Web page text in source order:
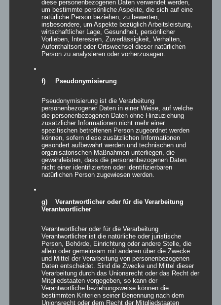
Produktsuche
2016 2024 Angebot
Bühnenbild
Bühnendekoration Covid19
Dekoration
Druck Eingangdekoration
Eventdekoration
Firmenjubiläum Frühling Herbst
Husse
Hängend Indoor Inflatable
Kongress
Leuchtskulpturen Licht Loungemöbel
Messe
Outdoor
Papphocker Raumtrenner
Schwarz
schwer entflammbar
Stehend
Stretchstoff Tagung
Umweltfreundlich
exclude-from-catalog(0)
exclude-from-search(0)
featured (35)
outofstock(0)
diese personenbezogenen Daten verwendet werden,
um bestimmte persönliche Aspekte, die sich auf eine
natürliche Person beziehen, zu bewerten,
insbesondere, um Aspekte bezüglich Arbeitsleistung,
wirtschaftlicher Lage, Gesundheit, persönlicher
Vorlieben, Interessen, Zuverlässigkeit, Verhalten,
Aufenthaltsort oder Ortswechsel dieser natürlichen
Person zu analysieren oder vorherzusagen.
f) Pseudonymisierung
Pseudonymisierung ist die Verarbeitung
personenbezogener Daten in einer Weise, auf welche
die personenbezogenen Daten ohne Hinzuziehung
zusätzlicher Informationen nicht mehr einer
spezifischen betroffenen Person zugeordnet werden
können, sofern diese zusätzlichen Informationen
gesondert aufbewahrt werden und technischen und
organisatorischen Maßnahmen unterliegen, die
gewährleisten, dass die personenbezogenen Daten
nicht einer identifizierten oder identifizierbaren
natürlichen Person zugewiesen werden.
g) Verantwortlicher oder für die Verarbeitung
Verantwortlicher
Verantwortlicher oder für die Verarbeitung
Verantwortlicher ist die natürliche oder juristische
Person, Behörde, Einrichtung oder andere Stelle, die
allein oder gemeinsam mit anderen über die Zwecke
und Mittel der Verarbeitung von personenbezogenen
Daten entscheidet. Sind die Zwecke und Mittel dieser
Verarbeitung durch das Unionsrecht oder das Recht der
Mitgliedstaaten vorgegeben, so kann der
Verantwortliche beziehungsweise können die
bestimmten Kriterien seiner Benennung nach dem
Unionsrecht oder dem Recht der Mitgliedstaaten